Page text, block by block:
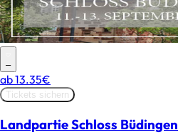
–
ab13.35€
Tickets sichern
Landpartie Schloss Büdingen